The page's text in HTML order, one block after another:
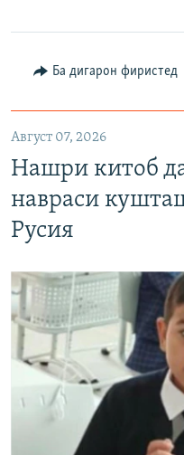
Ба дигарон фиристед
Август 07, 2026
Нашри китоб
навраси
Русия